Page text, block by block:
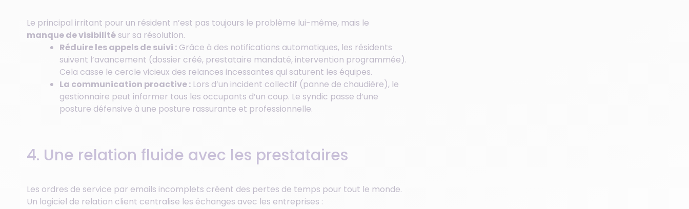
Le principal irritant pour un résident n’est pas toujours le problème lui-même, mais le
manque de visibilité sur sa résolution.
Réduire les appels de suivi : Grâce à des notifications automatiques, les résidents
suivent l’avancement (dossier créé, prestataire mandaté, intervention programmée).
Cela casse le cercle vicieux des relances incessantes qui saturent les équipes.
La communication proactive : Lors d’un incident collectif (panne de chaudière), le
gestionnaire peut informer tous les occupants d’un coup. Le syndic passe d’une
posture défensive à une posture rassurante et professionnelle.
4. Une relation fluide avec les prestataires
Les ordres de service par emails incomplets créent des pertes de temps pour tout le monde.
Un logiciel de relation client centralise les échanges avec les entreprises :